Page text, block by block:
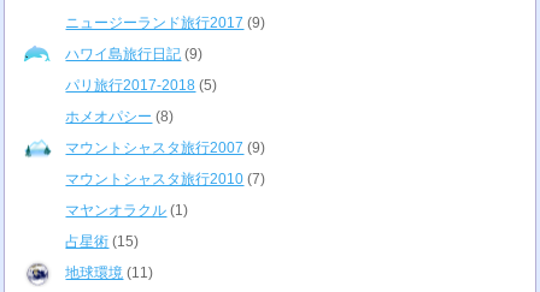
ニュージーランド旅行2017 (9)
ハワイ島旅行日記 (9)
パリ旅行2017-2018 (5)
ホメオパシー (8)
マウントシャスタ旅行2007 (9)
マウントシャスタ旅行2010 (7)
マヤンオラクル (1)
占星術 (15)
地球環境 (11)